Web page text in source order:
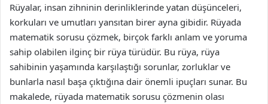
Rüyalar, insan zihninin derinliklerinde yatan düşünceleri,
korkuları ve umutları yansıtan birer ayna gibidir. Rüyada
matematik sorusu çözmek, birçok farklı anlam ve yoruma
sahip olabilen ilginç bir rüya türüdür. Bu rüya, rüya
sahibinin yaşamında karşılaştığı sorunlar, zorluklar ve
bunlarla nasıl başa çıktığına dair önemli ipuçları sunar. Bu
makalede, rüyada matematik sorusu çözmenin olası